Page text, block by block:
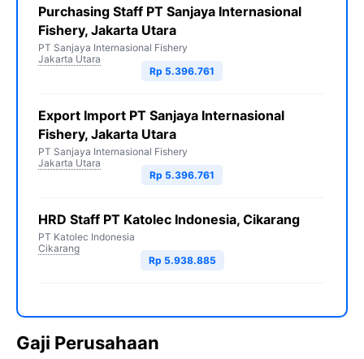
Purchasing Staff PT Sanjaya Internasional
Fishery, Jakarta Utara
PT Sanjaya Internasional Fishery
Jakarta Utara
Rp 5.396.761
Export Import PT Sanjaya Internasional
Fishery, Jakarta Utara
PT Sanjaya Internasional Fishery
Jakarta Utara
Rp 5.396.761
HRD Staff PT Katolec Indonesia, Cikarang
PT Katolec Indonesia
Cikarang
Rp 5.938.885
Gaji Perusahaan